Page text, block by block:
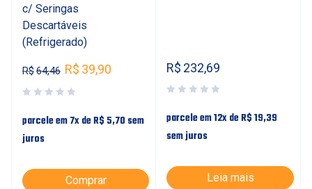
c/ Seringas
Descartáveis
(Refrigerado)
R$64,46 R$ 39,90
parcele em 7x deR$ 5,70 sem
juros
Comprar
R$ 232,69
parcele em 12x deR$19,39
sem juros
Leia mais